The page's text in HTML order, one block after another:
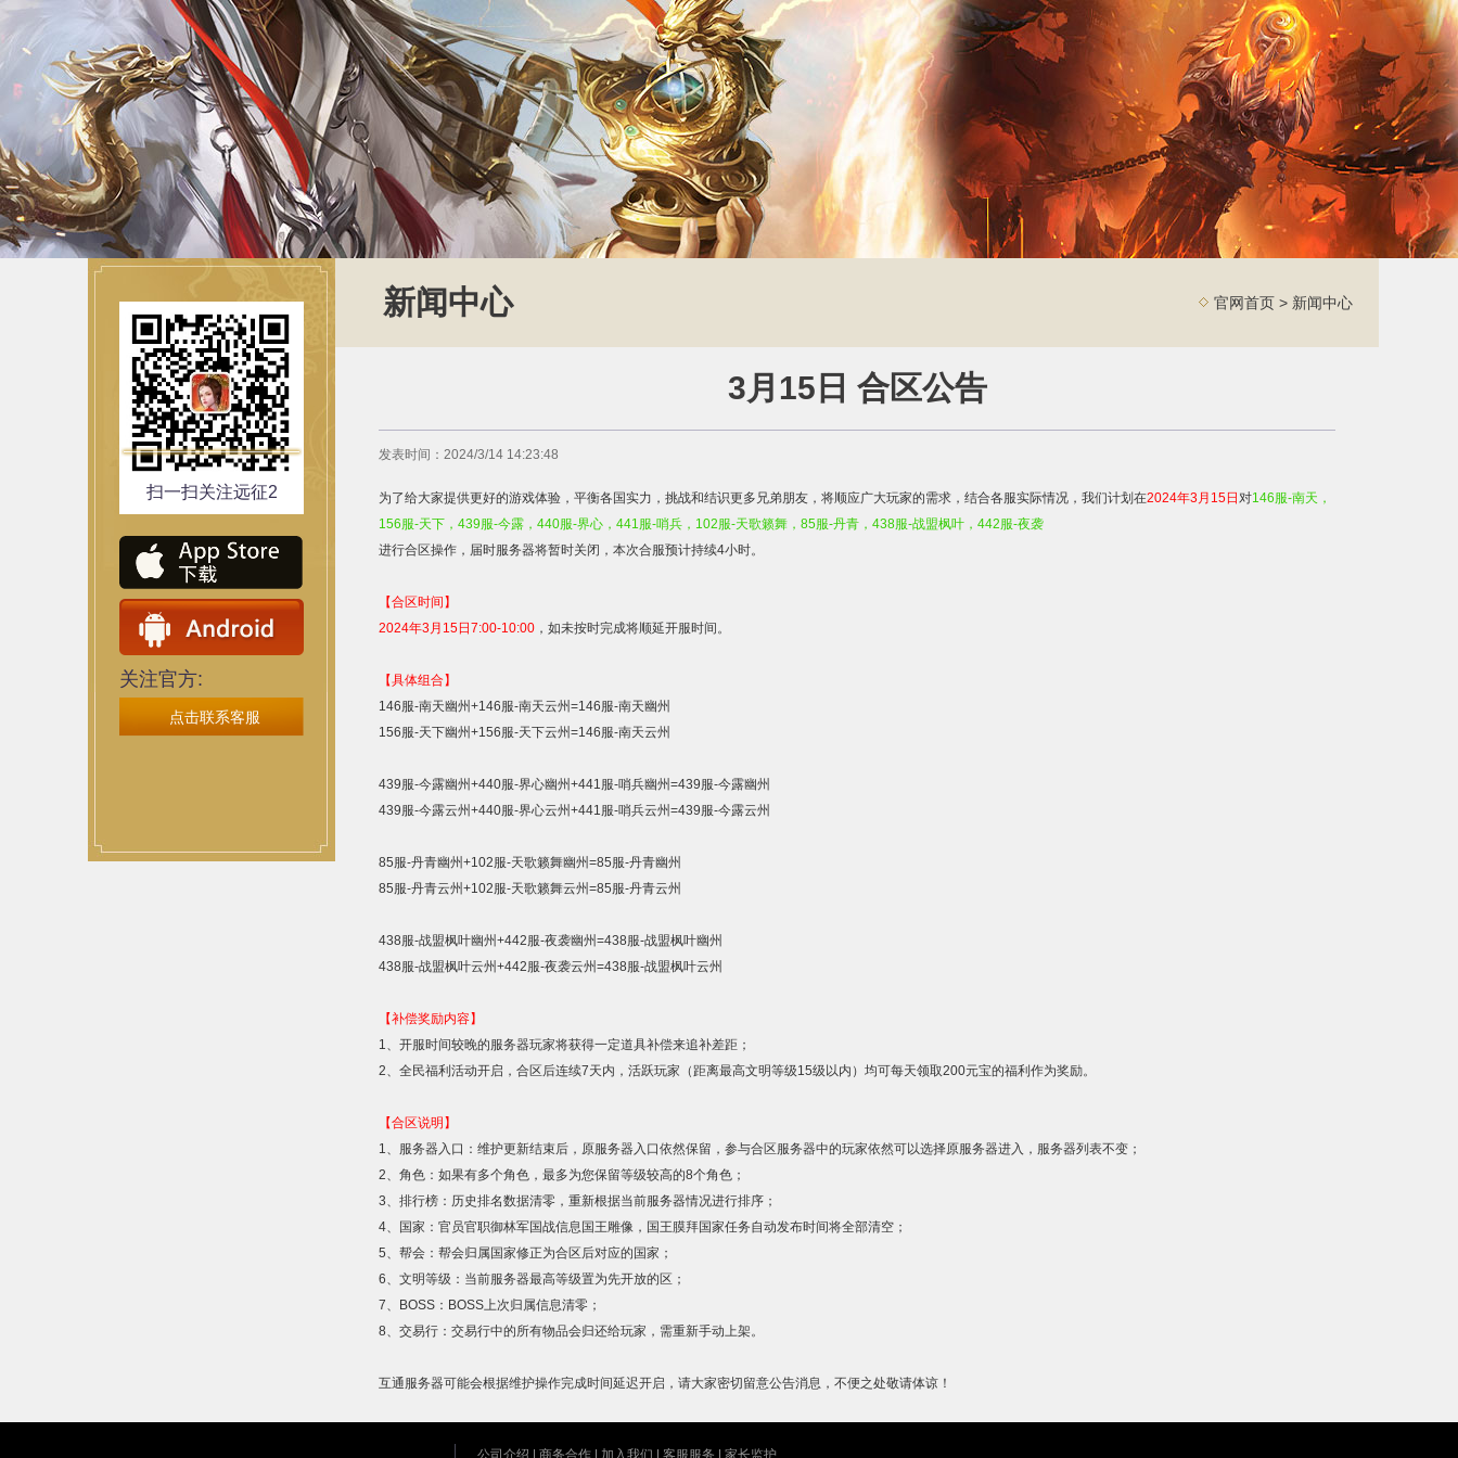
扫一扫关注远征2
关注官方:
点击联系客服
新闻中心 官网首页 > 新闻中心
3月15日 合区公告
发表时间：2024/3/14 14:23:48
为了给大家提供更好的游戏体验，平衡各国实力，挑战和结识更多兄弟朋友，将顺应广大玩家的需求，结合各服实际情况，我们计划在2024年3 月 15日 对146服-南天，
156服-天下， 439服-今露， 440服-界心， 441服-哨兵， 102服-天歌籁舞， 85服-丹青， 438服-战盟枫叶， 442服-夜袭
进行合区操作，届时服务器将暂时关闭，本次合服预计持续4小时。
【合区时间】
2024年3 月 15日 7:00-10:00 ，如未按时完成将顺延开服时间。
【具体组合】
146服-南天幽州+146服-南天云州=146服-南天幽州
156服-天下幽州+156服-天下云州=146服-南天云州
439服-今露幽州+440服-界心幽州+441服-哨兵幽州=439服-今露幽州
439服-今露云州+440服-界心云州+441服-哨兵云州=439服-今露云州
85服-丹青幽州+102服-天歌籁舞幽州=85服-丹青幽州
85服-丹青云州+102服-天歌籁舞云州=85服-丹青云州
438服-战盟枫叶幽州+442服-夜袭幽州=438服-战盟枫叶幽州
438服-战盟枫叶云州+442服-夜袭云州=438服-战盟枫叶云州
【补偿奖励内容】
1、开服时间较晚的服务器玩家将获得一定道具补偿来追补差距；
2、全民福利活动开启，合区后连续7天内，活跃玩家（距离最高文明等级15级以内）均可每天领取200元宝的福利作为奖励。
【合区说明】
1、服务器入口：维护更新结束后，原服务器入口依然保留，参与合区服务器中的玩家依然可以选择原服务器进入，服务器列表不变；
2、角色：如果有多个角色，最多为您保留等级较高的8个角色；
3、排行榜：历史排名数据清零，重新根据当前服务器情况进行排序；
4、国家：官员官职御林军国战信息国王雕像，国王膜拜国家任务自动发布时间将全部清空；
5、帮会：帮会归属国家修正为合区后对应的国家；
6、文明等级：当前服务器最高等级置为先开放的区；
7、 BOSS ： BOSS上次归属信息清零；
8、交易行：交易行中的所有物品会归还给玩家，需重新手动上架。
互通服务器可能会根据维护操作完成时间延迟开启，请大家密切留意公告消息，不便之处敬请体谅！
公司介绍 商务合作 加入我们 客服服务 家长监护